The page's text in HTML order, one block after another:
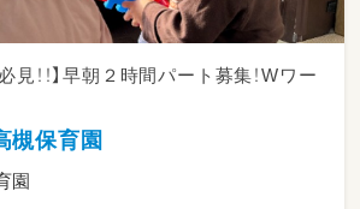
見！！】早朝２時間パート募集！Wワー
槻保育園
園